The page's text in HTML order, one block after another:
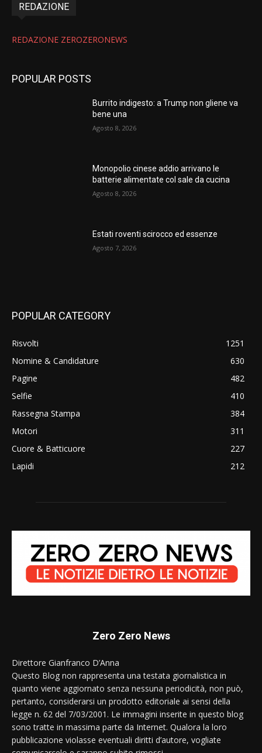
REDAZIONE
REDAZIONE ZEROZERONEWS
POPULAR POSTS
Burrito indigesto: a Trump non gliene va
bene una
Agosto 8, 2026
Monopolio cinese addio arrivano le
batterie alimentate col sale da cucina
Agosto 8, 2026
Estati roventi scirocco ed essenze
Agosto 7, 2026
POPULAR CATEGORY
Risvolti
1251
Nomine & Candidature
630
Pagine
482
Selfie
410
Rassegna Stampa
384
Motori
311
Cuore & Batticuore
227
Lapidi
212
Zero Zero News
Direttore Gianfranco D’Anna
Questo Blog non rappresenta una testata giornalistica in
quanto viene aggiornato senza nessuna periodicità, non può,
pertanto, considerarsi un prodotto editoriale ai sensi della
legge n. 62 del 7/03/2001. Le immagini inserite in questo blog
sono tratte in massima parte da Internet. Qualora la loro
pubblicazione violasse eventuali diritti d’autore, vogliate